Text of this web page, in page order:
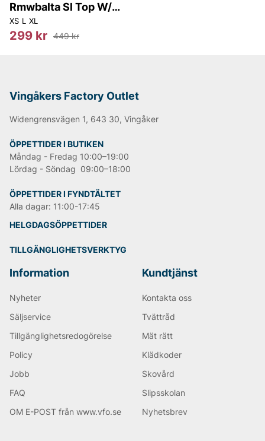
Rmwbalta Sl Top W/
Lace
XS L XL
299 kr 449 kr
Vingåkers Factory Outlet
Widengrensvägen 1, 643 30, Vingåker
ÖPPETTIDER I BUTIKEN
Måndag - Fredag 10:00–19:00
Lördag - Söndag 09:00–18:00
ÖPPETTIDER I FYNDTÄLTET
Alla dagar: 11:00-17:45
HELGDAGSÖPPETTIDER
TILLGÄNGLIGHETSVERKTYG
Information
Nyheter
Säljservice
Tillgänglighetsredogörelse
Policy
Jobb
FAQ
OM E-POST från www.vfo.se
Kundtjänst
Kontakta oss
Tvättråd
Mät rätt
Klädkoder
Skovård
Slipsskolan
Nyhetsbrev